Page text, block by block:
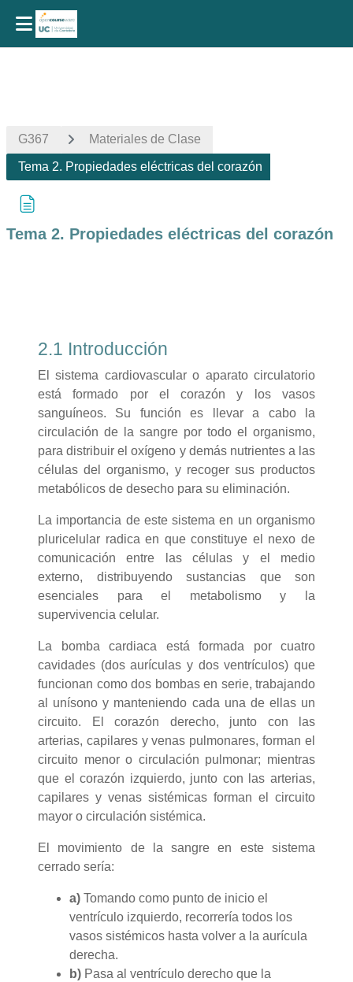
G367 Materiales de Clase
Tema 2. Propiedades eléctricas del corazón
Tema 2. Propiedades eléctricas del corazón
2.1 Introducción
El sistema cardiovascular o aparato circulatorio
está formado por el corazón y los vasos
sanguíneos. Su función es llevar a cabo la
circulación de la sangre por todo el organismo,
para distribuir el oxígeno y demás nutrientes a las
células del organismo, y recoger sus productos
metabólicos de desecho para su eliminación.
La importancia de este sistema en un organismo
pluricelular radica en que constituye el nexo de
comunicación entre las células y el medio
externo, distribuyendo sustancias que son
esenciales para el metabolismo y la
supervivencia celular.
La bomba cardiaca está formada por cuatro
cavidades (dos aurículas y dos ventrículos) que
funcionan como dos bombas en serie, trabajando
al unísono y manteniendo cada una de ellas un
circuito. El corazón derecho, junto con las
arterias, capilares y venas pulmonares, forman el
circuito menor o circulación pulmonar; mientras
que el corazón izquierdo, junto con las arterias,
capilares y venas sistémicas forman el circuito
mayor o circulación sistémica.
El movimiento de la sangre en este sistema
cerrado sería:
a) Tomando como punto de inicio el
ventrículo izquierdo, recorrería todos los
vasos sistémicos hasta volver a la aurícula
derecha.
b) Pasa al ventrículo derecho que la